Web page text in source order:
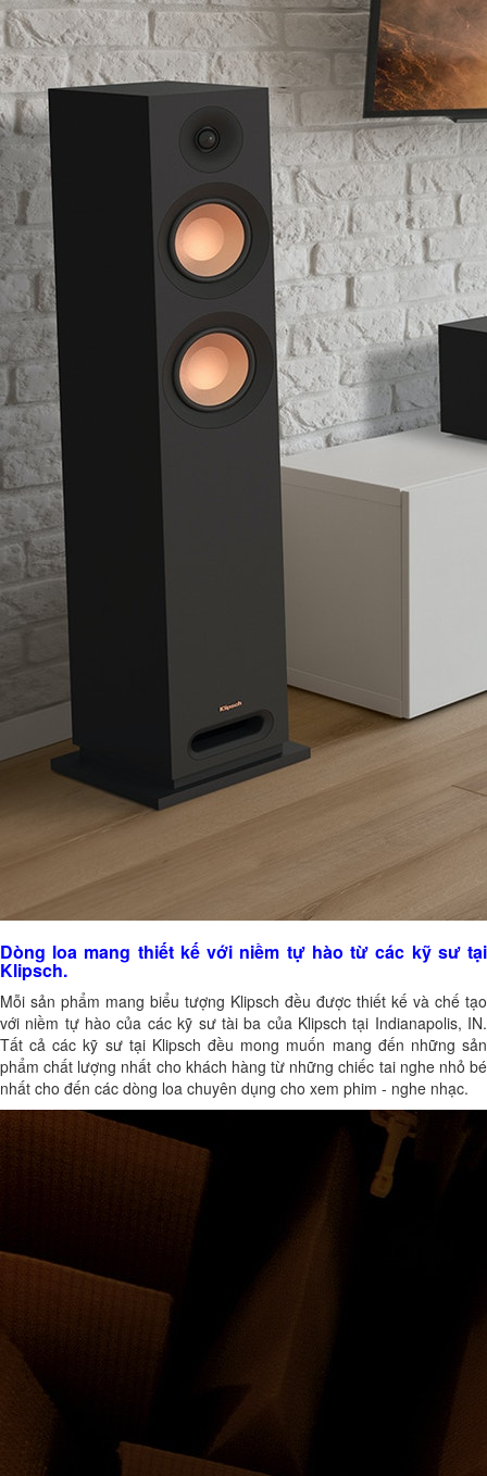
Dòng loa mang thiết kế với niềm tự hào từ các kỹ sư tại
Klipsch.
Mỗi sản phẩm mang biểu tượng Klipsch đều được thiết kế và chế tạo
với niềm tự hào của các kỹ sư tài ba của Klipsch tại Indianapolis, IN.
Tất cả các kỹ sư tại Klipsch đều mong muốn mang đến những sản
phẩm chất lượng nhất cho khách hàng từ những chiếc tai nghe nhỏ bé
nhất cho đến các dòng loa chuyên dụng cho xem phim - nghe nhạc.